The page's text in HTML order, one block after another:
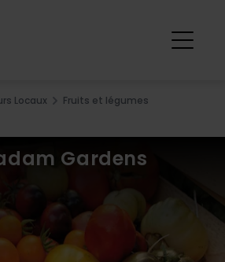
Locaux
Fruits et légumes
Gardens